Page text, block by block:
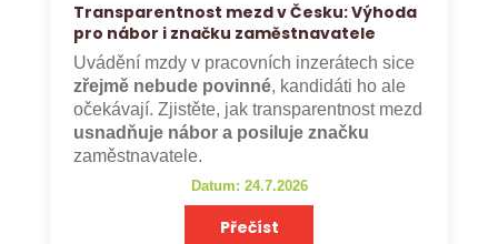
Transparentnost mezd v Česku: Výhoda
pro nábor i značku zaměstnavatele
Uvádění mzdy v pracovních inzerátech sice
zřejmě nebude povinné, kandidáti ho ale
očekávají. Zjistěte, jak transparentnost mezd
usnadňuje nábor a posiluje značku
zaměstnavatele.
Datum: 24.7.2026
Přečíst